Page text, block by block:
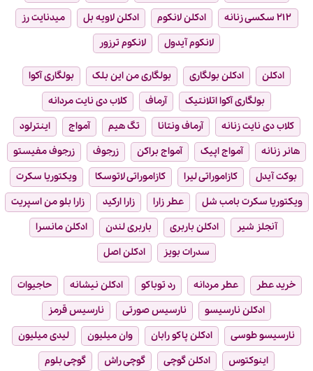
۲۱۲ سکسی زنانه
ادکلن لانکوم ادکلن لاویه بل
میدنایت رز
لانکوم آیدول
لانکوم ترزور
ادکلن ادکلن بولگاری بولگاری من این بلک
بولگاری آکوا
بولگاری آکوا اتلانتیک
آرماف
کلاب دی نایت مردانه
کلاب دی نایت زنانه
آرماف ونتانا تگ هیم آمواج
اینترلود
هانر زنانه
آمواج اپیک آمواج براکن زرجوف
زرجوف مفیستو
بوکت آیدل
کازاموراتی لیرا کازاموراتی لاتوسکا
ویکتوریا سکرت
ویکتوریا سکرت بامب شل
عطر زارا زارا ارکید
زارا بلو من اسپریت
آنجلز شیر
ادکلن باربری باربری لندن
ادکلن مانسرا
سدرات بویز
ادکلن اصل
خرید عطر عطر مردانه رد توباکو ادکلن نیشانه
حاجیوات
ادکلن نارسیسو
نارسیس صورتی
نارسیس قرمز
نارسیسو طوسی
ادکلن پاکو رابان وان میلیون
لیدی میلیون
اینوکتوس
ادکلن گوچی گوچی راش
گوچی بلوم